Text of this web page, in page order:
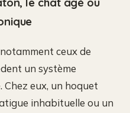
ceux de
un système
Chez eux, un hoquet
inhabituelle ou un